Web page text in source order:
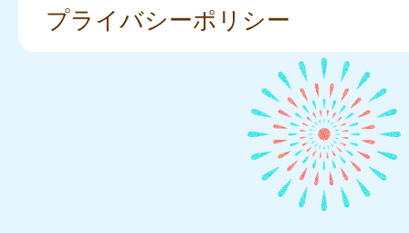
プライバシーポリシー